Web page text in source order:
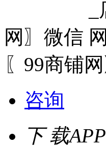
网〗微信
〖99商铺
咨询
下 载APP